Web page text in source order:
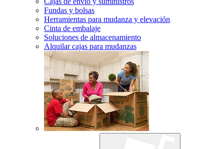
Fundas y bolsas
Herramientas para mudanza y elevación
Cinta de embalaje
Soluciones de almacenamiento
Alquilar cajas para mudanzas